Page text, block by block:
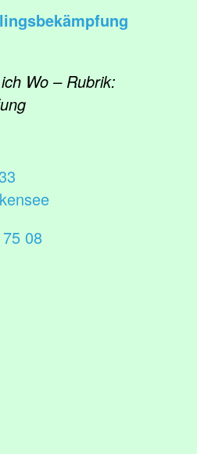
Wo – Rubrik:
08